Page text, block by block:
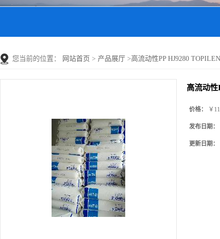
您当前的位置： 网站首页 > 产品展厅 >高流动性PP HJ9280
高流动性
价格： ￥
发布日期：
更新日期：